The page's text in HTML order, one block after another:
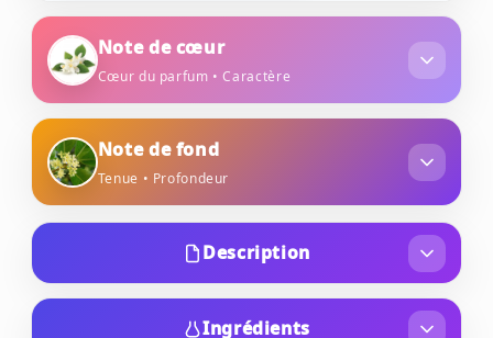
Note de cœur
Cœur du parfum • Caractère
Note de fond
Tenue • Profondeur
Description
Lancé en 2016, Hugo Woman Extreme est une
version intensifiée et plus concentrée de
Ingrédients